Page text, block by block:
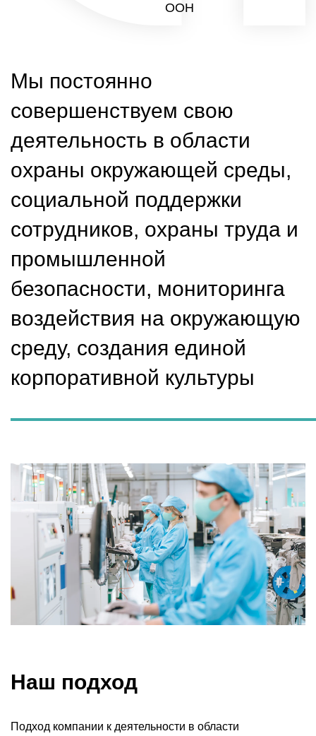
ООН
Мы постоянно
совершенствуем свою
деятельность в области
охраны окружающей среды,
социальной поддержки
сотрудников, охраны труда и
промышленной
безопасности, мониторинга
воздействия на окружающую
среду, создания единой
корпоративной культуры
Наш подход
Подход компании к деятельности в области